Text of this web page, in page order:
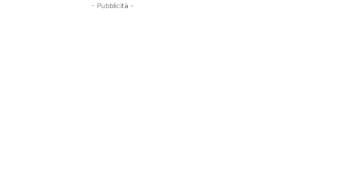
- Pubblicità -